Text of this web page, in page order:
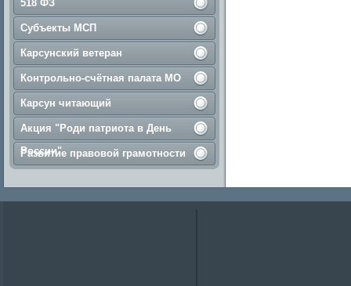
518 ФЗ
Субъекты МСП
Карсунский ветеран
Контрольно-счётная палата МО
Карсун читающий
Акция "Роди патриота в День
России"
Развитие правовой грамотности